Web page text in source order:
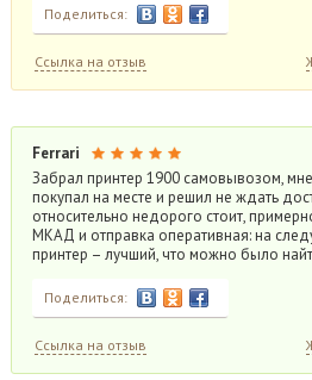
Поделиться:
Ссылка на отзыв
Ferrari
Забрал принтер 1900 самовывозом,
покупал на месте и решил не ждать
относительно недорого стоит,
МКАД и отправка оперативная: на
принтер – лучший, что можно было
Поделиться:
Ссылка на отзыв